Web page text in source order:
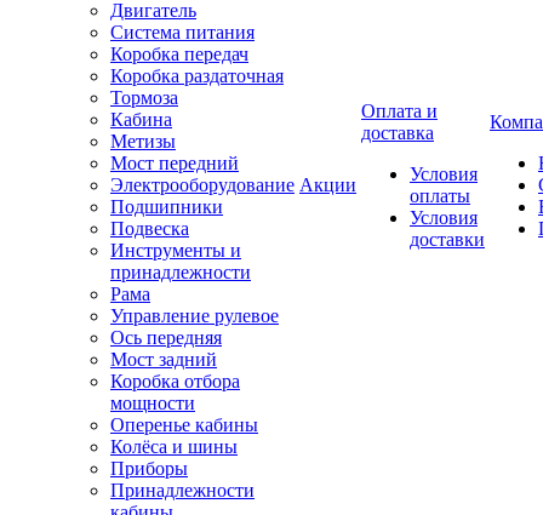
Двигатель
Система питания
Коробка передач
Коробка раздаточная
Тормоза
Кабина
Метизы
Мост передний
Электрооборудование
Подшипники
Подвеска
Инструменты и
принадлежности
Рама
Управление рулевое
Ось передняя
Мост задний
Коробка отбора
мощности
Оперенье кабины
Колёса и шины
Приборы
Принадлежности
Акции
Оплата и
доставка
Условия
оплаты
Условия
доставки